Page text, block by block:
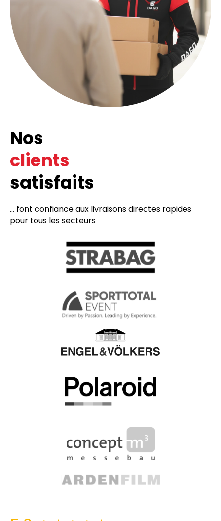
Nos
clients
satisfaits
... font confiance aux livraisons directes rapides
pour tous les secteurs